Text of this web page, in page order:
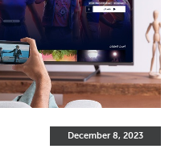
December 8, 2023